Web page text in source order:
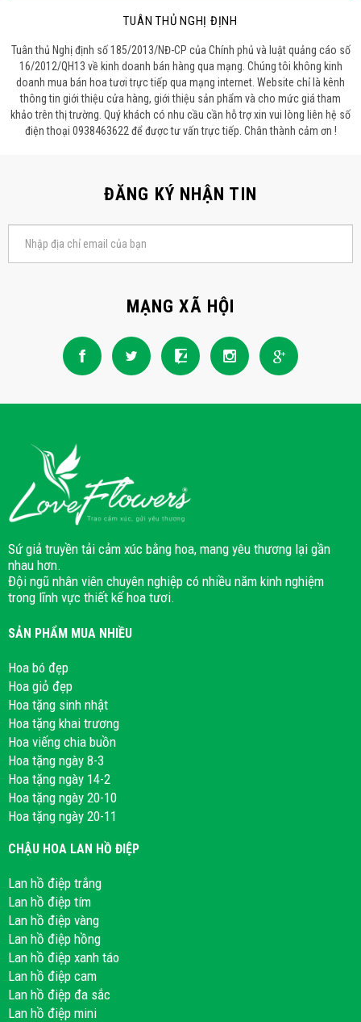
TUÂN THỦ NGHỊ ĐỊNH
Tuân thủ Nghị định số 185/2013/NĐ-CP của Chính phủ và luật quảng cáo số
16/2012/QH13 về kinh doanh bán hàng qua mạng. Chúng tôi không kinh
doanh mua bán hoa tươi trực tiếp qua mạng internet. Website chỉ là kênh
thông tin giới thiệu cửa hàng, giới thiệu sản phẩm và cho mức giá tham
khảo trên thị trường. Quý khách có nhu cầu cần hỗ trợ xin vui lòng liên hệ số
điện thoại 0938463622 để được tư vấn trực tiếp. Chân thành cảm ơn !
ĐĂNG KÝ NHẬN TIN
MẠNG XÃ HỘI
Sứ giả truyền tải cảm xúc bằng hoa, mang yêu thương lại gần
nhau hơn.
Đội ngũ nhân viên chuyên nghiệp có nhiều năm kinh nghiệm
trong lĩnh vực thiết kế hoa tươi.
SẢN PHẨM MUA NHIỀU
Hoa bó đẹp
Hoa giỏ đẹp
Hoa tặng sinh nhật
Hoa tặng khai trương
Hoa viếng chia buồn
Hoa tặng ngày 8-3
Hoa tặng ngày 14-2
Hoa tặng ngày 20-10
Hoa tặng ngày 20-11
CHẬU HOA LAN HỒ ĐIỆP
Lan hồ điệp trắng
Lan hồ điệp tím
Lan hồ điệp vàng
Lan hồ điệp hồng
Lan hồ điệp xanh táo
Lan hồ điệp cam
Lan hồ điệp đa sắc
Lan hồ điệp mini